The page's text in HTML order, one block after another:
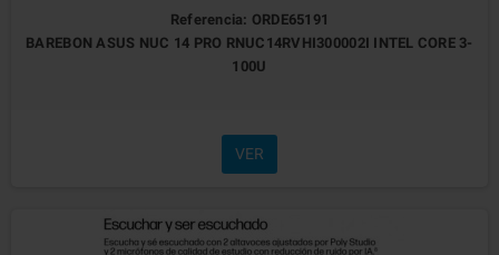
Referencia: ORDE65191
BAREBON ASUS NUC 14 PRO RNUC14RVHI300002I INTEL CORE 3-
100U
VER